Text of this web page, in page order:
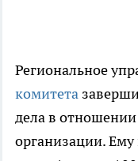
Региональное
комитета
дела в
организации.